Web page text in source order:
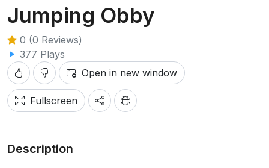
Jumping Obby
0 (0 Reviews)
377 Plays
Open in new window
Fullscreen
Description